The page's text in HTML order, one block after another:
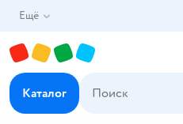
Ещё
Каталог